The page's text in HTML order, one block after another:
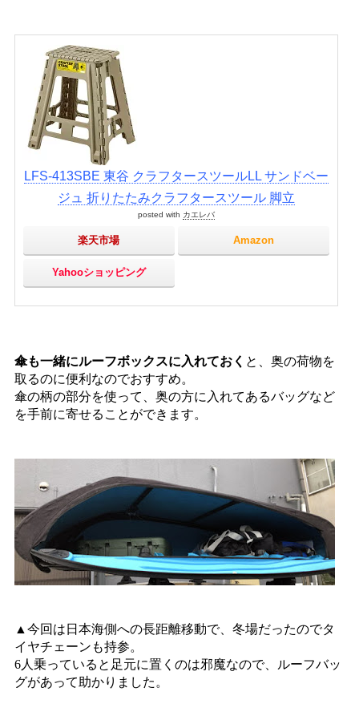
LFS-413SBE 東谷 クラフタースツールLL サンドベー
ジュ 折りたたみクラフタースツール 脚立
posted with カエレバ
楽天市場 Amazon
Yahooショッピング
傘も一緒にルーフボックスに入れておく と、奥の荷物を
取るのに便利なのでおすすめ。
傘の柄の部分を使って、奥の方に入れてあるバッグなど
を手前に寄せることができます。
▲今回は日本海側への長距離移動で、冬場だったのでタ
イヤチェーンも持参。
6人乗っていると足元に置くのは邪魔なので、ルーフバッ
グがあって助かりました。